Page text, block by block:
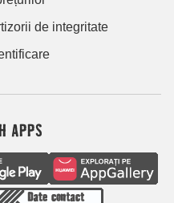
de integritate
APPS